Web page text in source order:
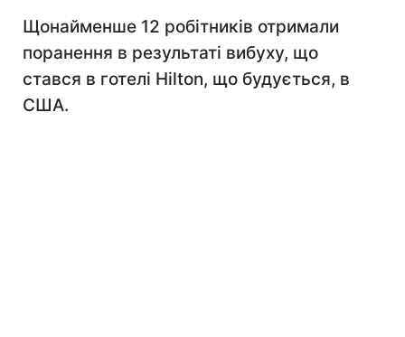
Щонайменше 12 робітників отримали
поранення в результаті вибуху, що
стався в готелі Hilton, що будується, в
США.